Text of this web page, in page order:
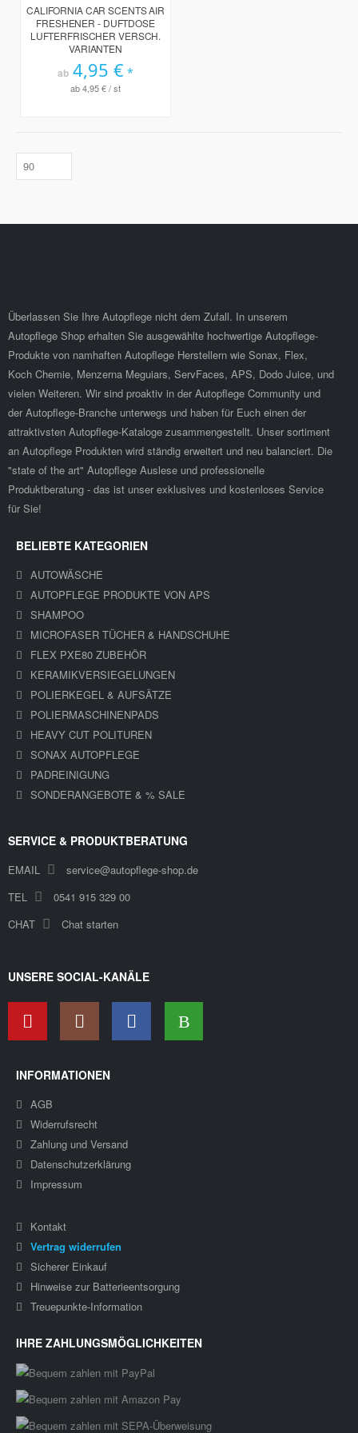
94%
CALIFORNIA CAR SCENTS AIR
FRESHENER - DUFTDOSE
LUFTERFRISCHER VERSCH.
VARIANTEN
ab 4,95 €
ab4,95 €/ st
Überlassen Sie Ihre Autopflege nicht dem Zufall. In unserem
Autopflege Shop erhalten Sie ausgewählte hochwertige Autopflege-
Produkte von namhaften Autopflege Herstellern wie Sonax, Flex,
Koch Chemie, Menzerna Meguiars, ServFaces, APS, Dodo Juice, und
vielen Weiteren. Wir sind proaktiv in der Autopflege Community und
der Autopflege-Branche unterwegs und haben für Euch einen der
attraktivsten Autopflege-Kataloge zusammengestellt. Unser sortiment
an Autopflege Produkten wird ständig erweitert und neu balanciert. Die
"state of the art" Autopflege Auslese und professionelle
Produktberatung - das ist unser exklusives und kostenloses Service
für Sie!
BELIEBTE KATEGORIEN
AUTOWÄSCHE
AUTOPFLEGE PRODUKTE VON APS
SHAMPOO
MICROFASER TÜCHER & HANDSCHUHE
FLEX PXE80 ZUBEHÖR
KERAMIKVERSIEGELUNGEN
POLIERKEGEL & AUFSÄTZE
POLIERMASCHINENPADS
HEAVY CUT POLITUREN
SONAX AUTOPFLEGE
PADREINIGUNG
SONDERANGEBOTE & % SALE
SERVICE & PRODUKTBERATUNG
EMAIL
service@autopflege-shop.de
TEL
0541 915 329 00
CHAT
Chat starten
UNSERE SOCIAL-KANÄLE
INFORMATIONEN
AGB
Widerrufsrecht
Zahlung und Versand
Datenschutzerklärung
Impressum
Kontakt
Vertrag widerrufen
Sicherer Einkauf
Hinweise zur Batterieentsorgung
Treuepunkte-Information
IHRE ZAHLUNGSMÖGLICHKEITEN